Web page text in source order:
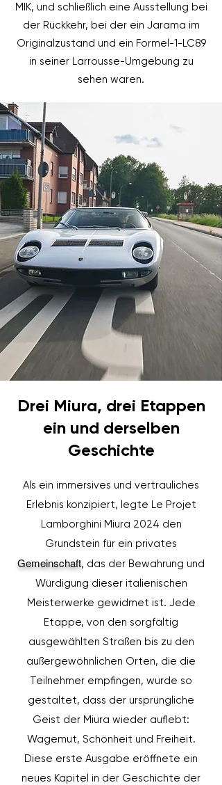
MIK, und schließlich eine Ausstellung bei
der Rückkehr, bei der ein Jarama im
Originalzustand und ein Formel-1-LC89
in seiner Larrousse-Umgebung zu
sehen waren.
Drei Miura, drei Etappen
ein und derselben
Geschichte
Als ein immersives und vertrauliches
Erlebnis konzipiert, legte Le Projet
Lamborghini Miura 2024 den
Grundstein für ein privates
Gemeinschaft, das der Bewahrung und
Würdigung dieser italienischen
Meisterwerke gewidmet ist. Jede
Etappe, von den sorgfältig
ausgewählten Straßen bis zu den
außergewöhnlichen Orten, die die
Teilnehmer empfingen, wurde so
gestaltet, dass der ursprüngliche
Geist der Miura wieder auflebt:
Wagemut, Schönheit und Freiheit.
Diese erste Ausgabe eröffnete ein
neues Kapitel in der Geschichte der